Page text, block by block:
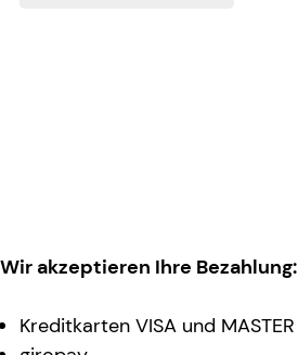
Wir akzeptieren Ihre Bezahlung:
Kreditkarten VISA und MASTER